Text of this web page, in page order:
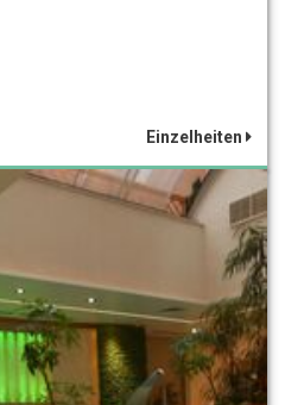
Einzelheiten